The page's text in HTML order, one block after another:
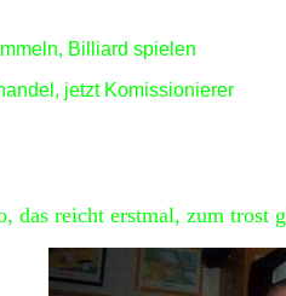
Billiard spielen
jetzt Komissionierer
das reicht erstmal, zum trost